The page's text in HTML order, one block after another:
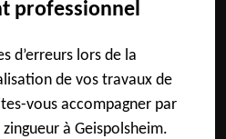
professionnel
d’erreurs lors de la
de vos travaux de
vous accompagner par
à Geispolsheim.